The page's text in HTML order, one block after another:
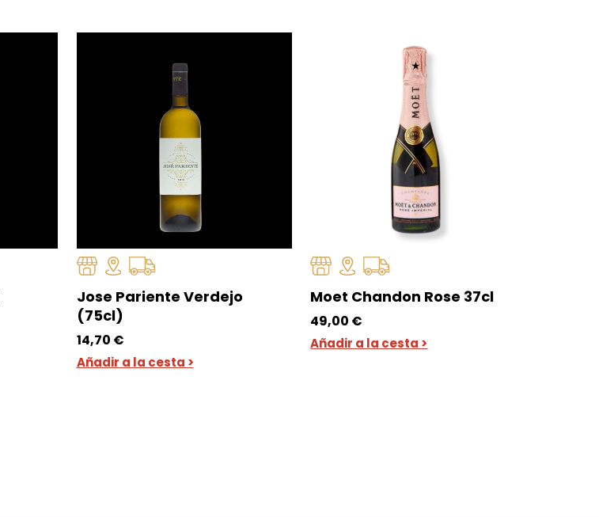
Jose Pariente Verdejo
(75cl)
14,70 €
Añadir a la cesta >
Moet Chandon Rose 37cl
49,00 €
Añadir a la cesta >